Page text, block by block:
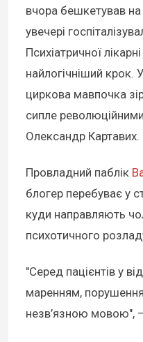
вчора бешкетував
увечері
Психіатричної
найлогічніший
циркова мавпочка
сипле
Олександр Картавих.
Провладний паблік
блогер перебуває у
куди направляють
психотичного
"Серед пацієнтів у
маренням,
незв’язною мовою",